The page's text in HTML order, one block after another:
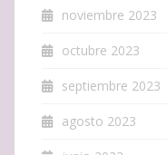
noviembre 2023
octubre 2023
septiembre 2023
agosto 2023